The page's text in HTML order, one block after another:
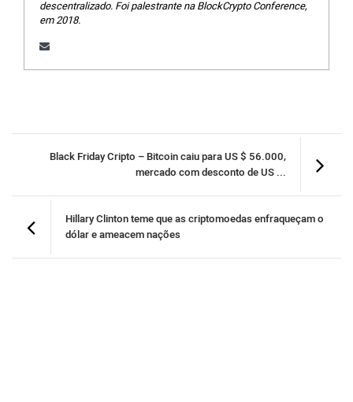
descentralizado. Foi palestrante na BlockCrypto Conference,
em 2018.
Black Friday Cripto – Bitcoin caiu para US $ 56.000,
mercado com desconto de US ...
Hillary Clinton teme que as criptomoedas enfraqueçam o
dólar e ameacem nações